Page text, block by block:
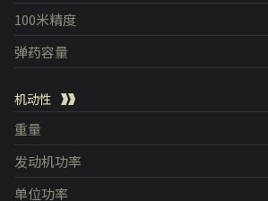
100米精度
弹药容量
机动性
重量
发动机功率
单位功率